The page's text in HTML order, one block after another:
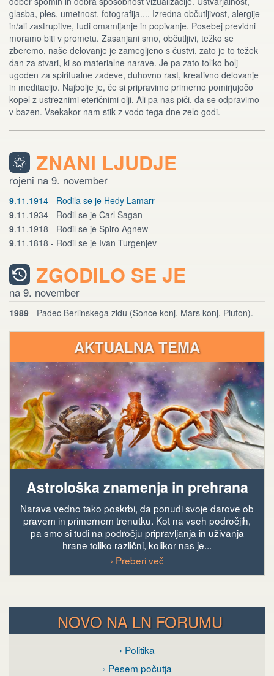
glasba, ples, umetnost, fotografija.... Izredna občutljivost, alergije
in/ali zastrupitve, tudi omamljanje in popivanje. Posebej previdni
moramo biti v prometu. Zasanjani smo, občutljivi, težko se
zberemo, naše delovanje je zamegljeno s čustvi, zato je to težek
dan za stvari, ki so materialne narave. Je pa zato toliko bolj
ugoden za spiritualne zadeve, duhovno rast, kreativno delovanje
in meditacijo. Najbolje je, če si pripravimo primerno pomirjujočo
kopel z ustreznimi eteričnimi olji. Ali pa nas piči, da se odpravimo
v bazen. Vsekakor nam stik z vodo tega dne zelo godi.
ZNANI LJUDJE
rojeni na 9. november
9.11.1914 - Rodila se je Hedy Lamarr
9.11.1934 - Rodil se je Carl Sagan
9.11.1918 - Rodil se je Spiro Agnew
9.11.1818 - Rodil se je Ivan Turgenjev
ZGODILO SE JE
na 9. november
1989 - Padec Berlinskega zidu (Sonce konj. Mars konj. Pluton).
AKTUALNA TEMA
Astrološka znamenja in prehrana
Narava vedno tako poskrbi, da ponudi svoje darove ob
pravem in primernem trenutku. Kot na vseh področjih,
pa smo si tudi na področju pripravljanja in uživanja
hrane toliko različni, kolikor nas je...
› Preberi več
NOVO NA LN FORUMU
› Politika
› Pesem počutja